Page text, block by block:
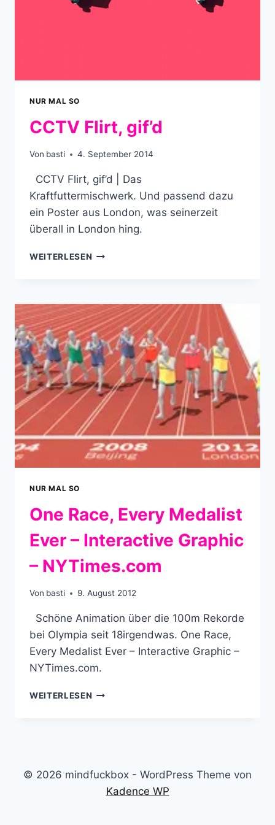
NUR MAL SO
CCTV Flirt, gif’d
Von basti 4. September 2014
CCTV Flirt, gif’d | Das
Kraftfuttermischwerk. Und passend dazu
ein Poster aus London, was seinerzeit
überall in London hing.
WEITERLESEN CCTV
NUR MAL SO
One Race, Every Medalist
Ever – Interactive Graphic
– NYTimes.com
Von basti 9. August 2012
Schöne Animation über die 100m Rekorde
bei Olympia seit 18irgendwas. One Race,
Every Medalist Ever – Interactive Graphic –
NYTimes.com.
WEITERLESEN ONE
INTERACTIVE
© 2026 mindfuckbox - WordPress Theme von
Kadence WP